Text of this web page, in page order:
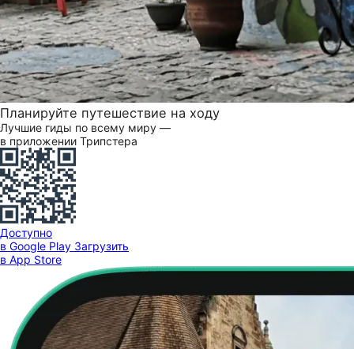
Планируйте путешествие на ходу
Лучшие гиды по всему миру —
в приложении Трипстера
Доступно
в Google Play Загрузить
в App Store